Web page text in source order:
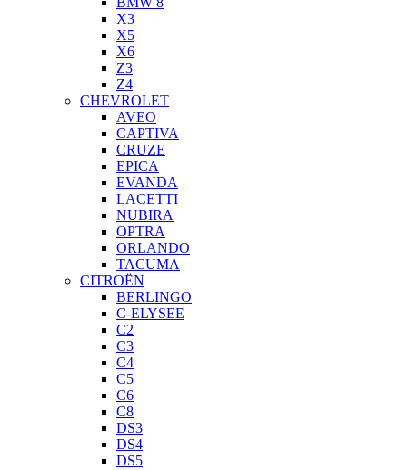
X3
X5
X6
Z3
Z4
CHEVROLET
AVEO
CAPTIVA
CRUZE
EPICA
EVANDA
LACETTI
NUBIRA
OPTRA
ORLANDO
TACUMA
CITROËN
BERLINGO
C-ELYSEE
C2
C3
C4
C5
C6
C8
DS3
DS4
DS5